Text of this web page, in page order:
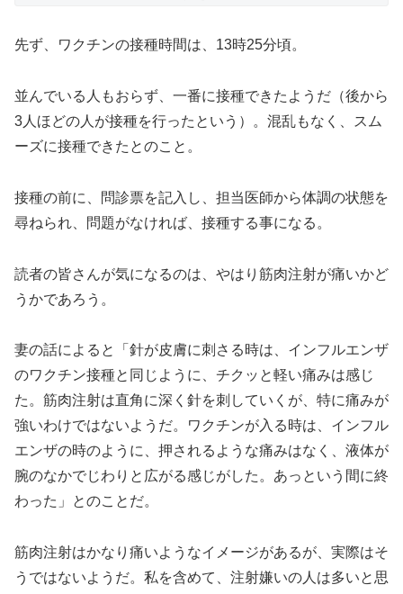
先ず、ワクチンの接種時間は、13時25分頃。
並んでいる人もおらず、一番に接種できたようだ（後から
3人ほどの人が接種を行ったという）。混乱もなく、スム
ーズに接種できたとのこと。
接種の前に、問診票を記入し、担当医師から体調の状態を
尋ねられ、問題がなければ、接種する事になる。
読者の皆さんが気になるのは、やはり筋肉注射が痛いかど
うかであろう。
妻の話によると「針が皮膚に刺さる時は、インフルエンザ
のワクチン接種と同じように、チクッと軽い痛みは感じ
た。筋肉注射は直角に深く針を刺していくが、特に痛みが
強いわけではないようだ。ワクチンが入る時は、インフル
エンザの時のように、押されるような痛みはなく、液体が
腕のなかでじわりと広がる感じがした。あっという間に終
わった」とのことだ。
筋肉注射はかなり痛いようなイメージがあるが、実際はそ
うではないようだ。私を含めて、注射嫌いの人は多いと思